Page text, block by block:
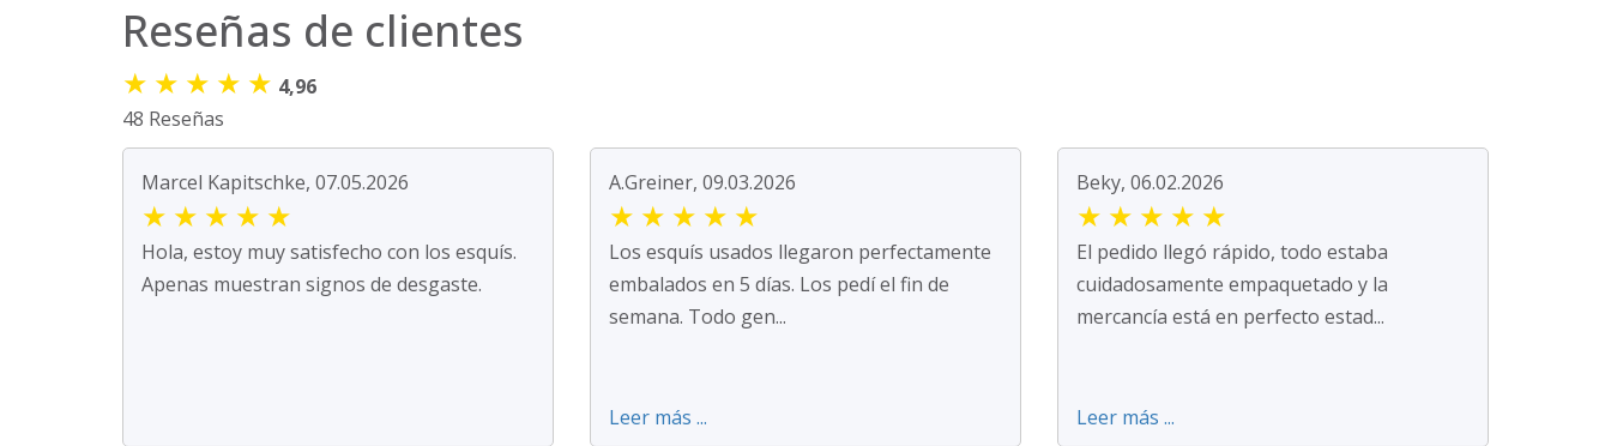
Reseñas de clientes
★ ★ ★ ★ ★ 4,96
48 Reseñas
Marcel Kapitschke, 07.05.2026
★ ★ ★ ★ ★
Hola, estoy muy satisfecho con los esquís.
Apenas muestran signos de desgaste.
A.Greiner, 09.03.2026
★ ★ ★ ★ ★
Los esquís usados llegaron perfectamente
embalados en 5 días. Los pedí el fin de
semana. Todo gen...
Leer más ...
Beky, 06.02.2026
★ ★ ★ ★ ★
El pedido llegó rápido, todo estaba
cuidadosamente empaquetado y la
mercancía está en perfecto estad...
Leer más ...